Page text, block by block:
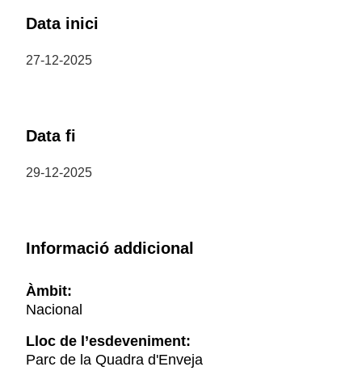
Data inici
27-12-2025
Data fi
29-12-2025
Informació addicional
Àmbit:
Nacional
Lloc de l’esdeveniment:
Parc de la Quadra d'Enveja